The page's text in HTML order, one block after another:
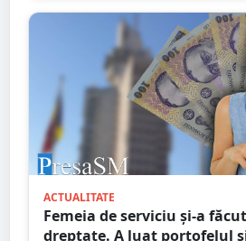
ACTUALITATE
Femeia de serviciu și-a
dreptate. A luat portofelul